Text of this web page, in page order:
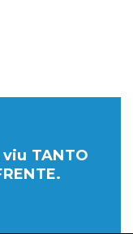
TANTO